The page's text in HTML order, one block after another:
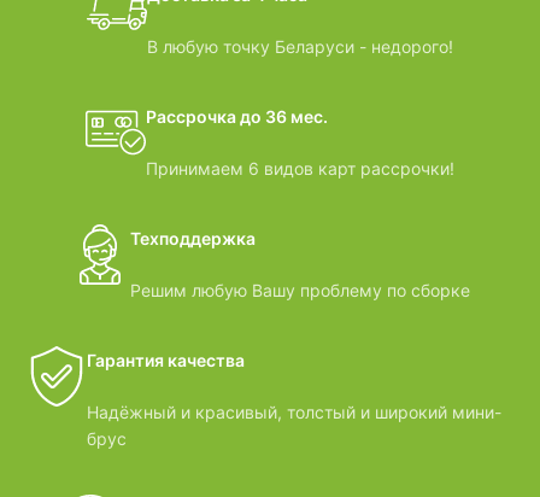
ВИДЕООБЗОРЫ
В любую точку Беларуси - недорого!
Рассрочка до 36 мес.
Принимаем 6 видов карт рассрочки!
Техподдержка
Решим любую Вашу проблему по сборке
Гарантия качества
Надёжный и красивый, толстый и широкий мини-
брус